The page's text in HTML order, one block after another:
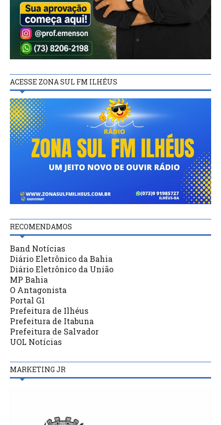
ACESSE ZONA SUL FM ILHÉUS
RECOMENDAMOS
Band Notícias
Diário Eletrônico da Bahia
Diário Eletrônico da União
MP Bahia
O Antagonista
Portal G1
Prefeitura de Ilhéus
Prefeitura de Itabuna
Prefeitura de Salvador
UOL Notícias
MARKETING JR